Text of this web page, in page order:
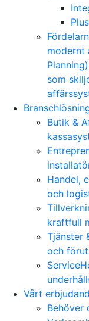
modernt
som
Butik &
Handel,
och
kraftfull
Tjänster
och
Service
Vårt
Behöver